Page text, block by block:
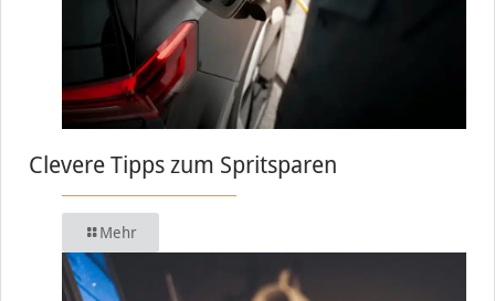
Clevere Tipps zum Spritsparen
Mehr